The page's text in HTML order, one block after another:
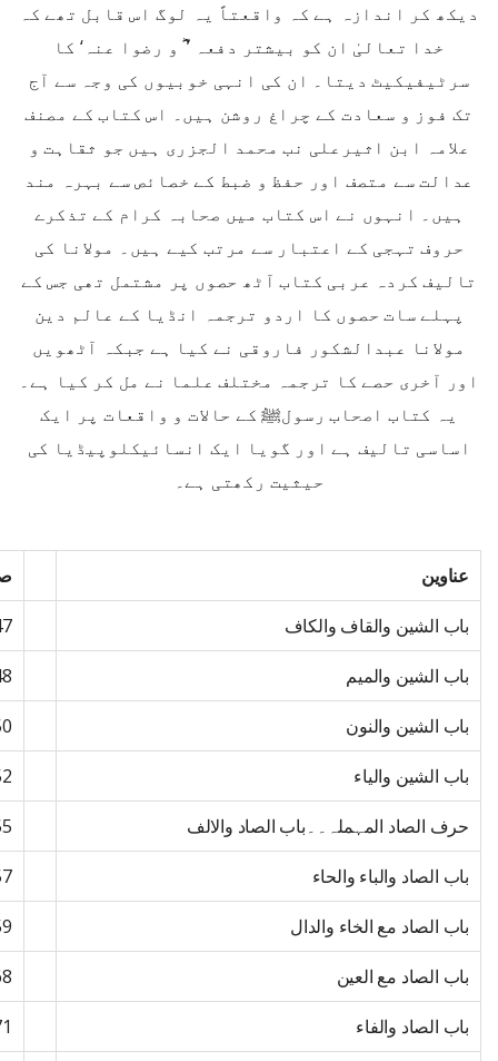
دیکھ کر اندازہ ہے کہ واقعتاً یہ لوگ اس قابل تھے کہ
خدا تعالیٰ ان کو بیشتر دفعہ ’ ؓ و رضوا عنہ‘ کا
سرٹیفیکیٹ دیتا۔ ان کی انہی خوبیوں کی وجہ سے آج
تک فوز و سعادت کے چراغ روشن ہیں۔ اس کتاب کے مصنف
علامہ ابن اثیرعلی نب محمد الجزری ہیں جو ثقاہت و
عدالت سے متصف اور حفظ و ضبط کے خصائص سے بہرہ مند
ہیں۔ انہوں نے اس کتاب میں صحابہ کرام کے تذکرے
حروف تہجی کے اعتبار سے مرتب کیے ہیں۔ مولانا کی
تالیف کردہ عربی کتاب آٹھ حصوں پر مشتمل تھی جس کے
پہلے سات حصوں کا اردو ترجمہ انڈیا کے عالم دین
مولانا عبدالشکور فاروقی نے کیا ہے جبکہ آٹھویں
اور آخری حصے کا ترجمہ مختلف علما نے مل کر کیا ہے۔
یہ کتاب اصحاب رسولﷺ کے حالات و واقعات پر ایک
اساسی تالیف ہے اور گویا ایک انسائیکلوپیڈیا کی
حیثیت رکھتی ہے۔
عناوین
باب الشین والقاف والکاف
باب الشین والمیم
باب الشین والنون
باب الشین والیاء
حرف الصاد المہملہ۔۔باب الصاد والالف
باب الصاد والباء والحاء
باب الصاد مع الخاء والدال
باب الصاد مع العین
باب الصاد والفاء